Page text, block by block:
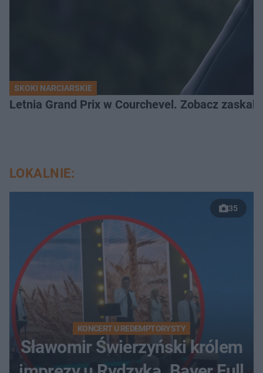
SKOKI NARCIARSKIE
Letnia Grand Prix w Courchevel. Zobacz
LOKALNIE:
35
KONCERT U REDEMPTORYSTY
Sławomir Świerzyński królem